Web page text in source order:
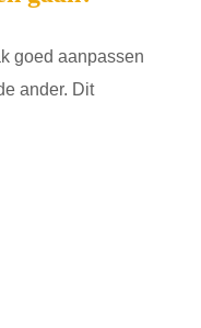
goed aanpassen
ander. Dit